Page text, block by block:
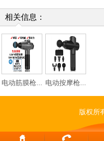
相关信息：
电动筋膜枪... 电动按摩枪...
版权所